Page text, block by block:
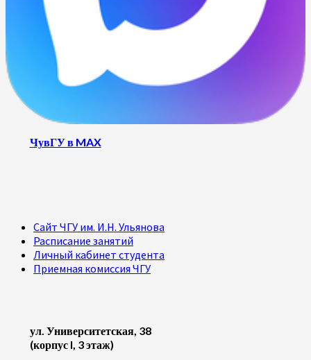
ЧувГУ в MAX
Сайт ЧГУ им. И.Н. Ульянова
Расписание занятий
Личный кабинет студента
Приемная комиссия ЧГУ
ул. Университетская, 38
(корпус I, 3 этаж)